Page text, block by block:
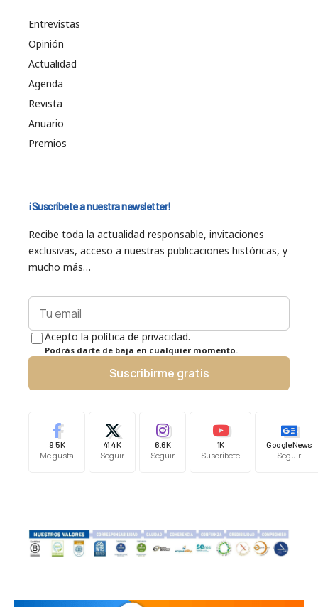
Entrevistas
Opinión
Actualidad
Agenda
Revista
Anuario
Premios
¡Suscríbete a nuestra newsletter!
Recibe toda la actualidad responsable, invitaciones
exclusivas, acceso a nuestras publicaciones históricas, y
mucho más…
Acepto la política de privacidad.
Podrás darte de baja en cualquier momento.
Suscribirme gratis
9.5K
Me gusta
41.4K
Seguir
6.6K
Seguir
1K
Suscríbete
Google News
Seguir